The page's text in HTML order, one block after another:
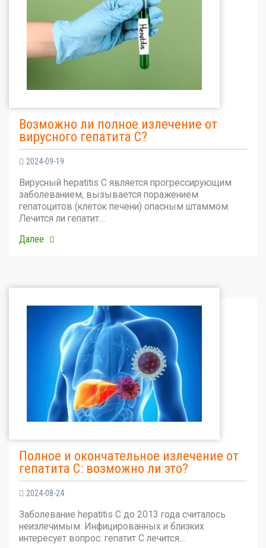
Возможно ли полное излечение от
вирусного гепатита С?
2024-09-19
Вирусный hepatitis C является прогрессирующим
заболеванием, вызывается поражением
гепатоцитов (клеток печени) опасным штаммом.
Лечится ли гепатит…
Далее
Полное и окончательное излечение от
гепатита С: возможно ли это?
2024-08-24
Заболевание hepatitis C до 2013 года считалось
неизлечимым. Инфицированных и близких
интересует вопрос: гепатит С лечится…